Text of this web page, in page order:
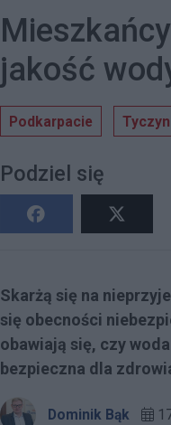
jakość
Podkarpacie Tyczyn
Podziel się
Skarżą się na
się obecności
obawiają się, czy
bezpieczna dla
Dominik Bąk